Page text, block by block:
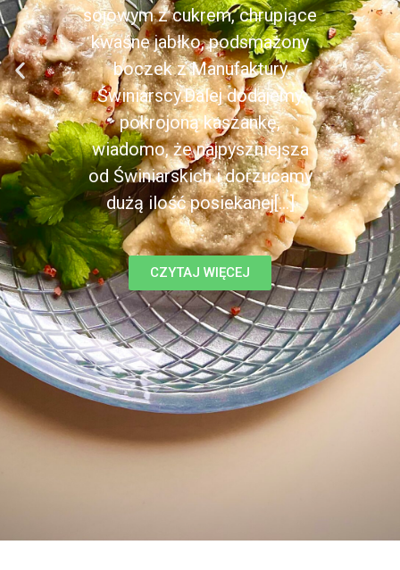
sojowym z cukrem, chrupiące
kwaśne jabłko, podsmażony
boczek z Manufaktury
Świniarscy.Dalej dodajemy
pokrojoną kaszankę,
wiadomo, że najpyszniejsza
od Świniarskich i dorzucamy
dużą ilość posiekanej[...]
CZYTAJ WIĘCEJ